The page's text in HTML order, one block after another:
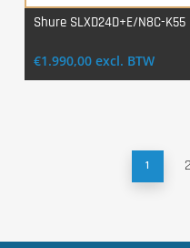
Shure SLXD24D+E/N8C-K55
€1.990,00 excl. BTW
1 2